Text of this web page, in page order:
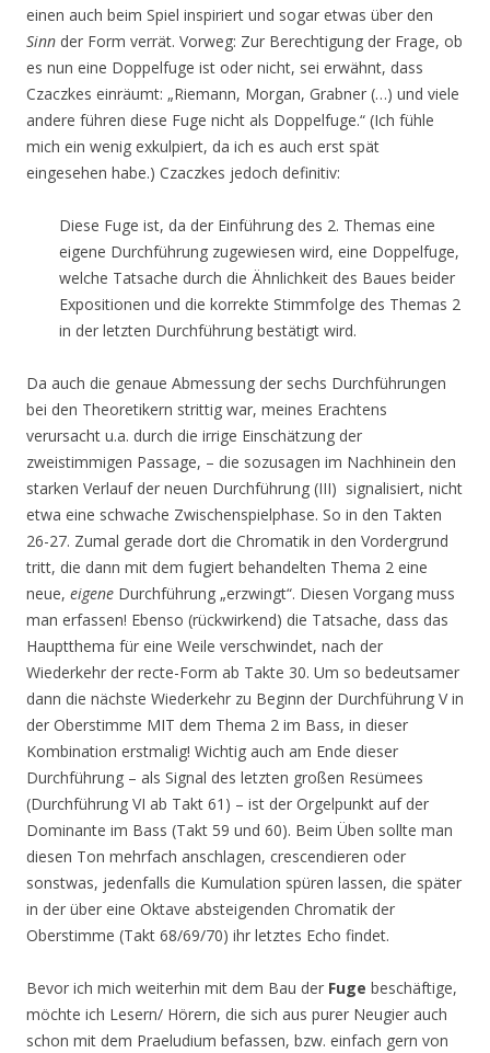
einen auch beim Spiel inspiriert und sogar etwas über den
Sinn der Form verrät. Vorweg: Zur Berechtigung der Frage, ob
es nun eine Doppelfuge ist oder nicht, sei erwähnt, dass
Czaczkes einräumt: „Riemann, Morgan, Grabner (…) und viele
andere führen diese Fuge nicht als Doppelfuge.“ (Ich fühle
mich ein wenig exkulpiert, da ich es auch erst spät
eingesehen habe.) Czaczkes jedoch definitiv:
Diese Fuge ist, da der Einführung des 2. Themas eine
eigene Durchführung zugewiesen wird, eine Doppelfuge,
welche Tatsache durch die Ähnlichkeit des Baues beider
Expositionen und die korrekte Stimmfolge des Themas 2
in der letzten Durchführung bestätigt wird.
Da auch die genaue Abmessung der sechs Durchführungen
bei den Theoretikern strittig war, meines Erachtens
verursacht u.a. durch die irrige Einschätzung der
zweistimmigen Passage, – die sozusagen im Nachhinein den
starken Verlauf der neuen Durchführung (III) signalisiert, nicht
etwa eine schwache Zwischenspielphase. So in den Takten
26-27. Zumal gerade dort die Chromatik in den Vordergrund
tritt, die dann mit dem fugiert behandelten Thema 2 eine
neue, eigene Durchführung „erzwingt“. Diesen Vorgang muss
man erfassen! Ebenso (rückwirkend) die Tatsache, dass das
Hauptthema für eine Weile verschwindet, nach der
Wiederkehr der recte-Form ab Takte 30. Um so bedeutsamer
dann die nächste Wiederkehr zu Beginn der Durchführung V in
der Oberstimme MIT dem Thema 2 im Bass, in dieser
Kombination erstmalig! Wichtig auch am Ende dieser
Durchführung – als Signal des letzten großen Resümees
(Durchführung VI ab Takt 61) – ist der Orgelpunkt auf der
Dominante im Bass (Takt 59 und 60). Beim Üben sollte man
diesen Ton mehrfach anschlagen, crescendieren oder
sonstwas, jedenfalls die Kumulation spüren lassen, die später
in der über eine Oktave absteigenden Chromatik der
Oberstimme (Takt 68/69/70) ihr letztes Echo findet.
Bevor ich mich weiterhin mit dem Bau der Fuge beschäftige,
möchte ich Lesern/ Hörern, die sich aus purer Neugier auch
schon mit dem Praeludium befassen, bzw. einfach gern von